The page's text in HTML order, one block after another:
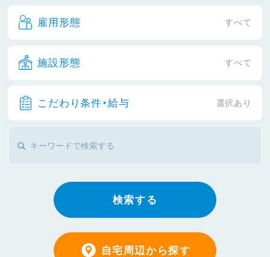
雇用形態 すべて
施設形態 すべて
こだわり条件・給与 選択あり
検索する
自宅周辺から探す